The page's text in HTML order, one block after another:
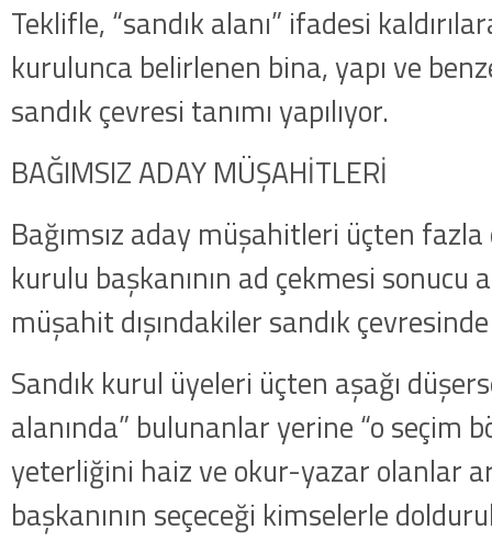
Teklifle, “sandık alanı” ifadesi
kurulunca belirlenen bina, yapı ve
sandık çevresi tanımı yapılıyor.
BAĞIMSIZ ADAY MÜŞAHİTLERİ
Bağımsız aday müşahitleri üçten fazla
kurulu başkanının ad çekmesi sonucu
müşahit dışındakiler sandık
Sandık kurul üyeleri üçten aşağı
alanında” bulunanlar yerine “o seçim
yeterliğini haiz ve okur-yazar olanlar
başkanının seçeceği kimselerle